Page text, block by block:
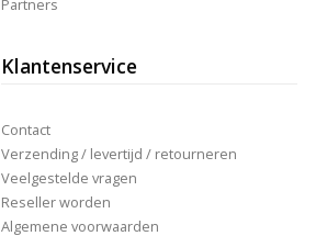
Klantenservice
Contact
Verzending / levertijd / retourneren
Veelgestelde vragen
Reseller worden
Algemene voorwaarden